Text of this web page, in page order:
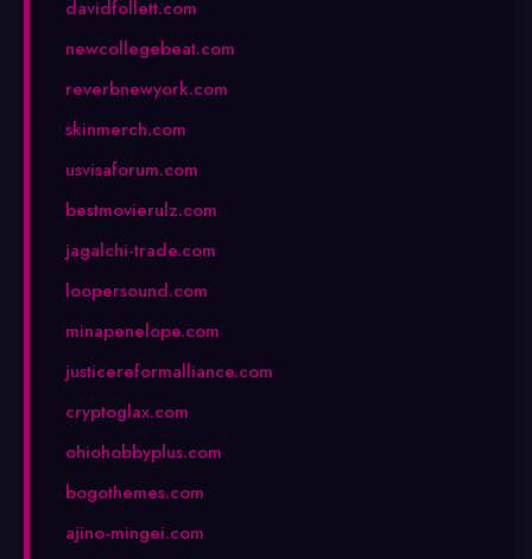
davidfollett.com
newcollegebeat.com
reverbnewyork.com
skinmerch.com
usvisaforum.com
bestmovierulz.com
jagalchi-trade.com
loopersound.com
minapenelope.com
justicereformalliance.com
cryptoglax.com
ohiohobbyplus.com
bogothemes.com
ajino-mingei.com